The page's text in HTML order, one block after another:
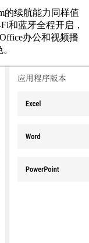
的续航能力同样值
和蓝牙全程开启，
办公和视频播